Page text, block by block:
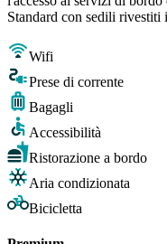
Standard con sedili rivestiti
Wifi
Prese di corrente
Bagagli
Accessibilità
Ristorazione a bordo
Aria condizionata
Bicicletta